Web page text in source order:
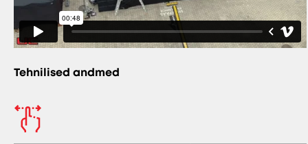
Tehnilised andmed